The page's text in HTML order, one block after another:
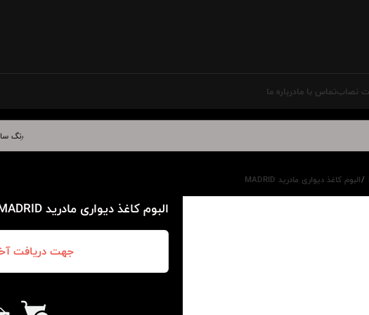
نصاب‌تماس با مادرباره ما
رنگ سال ۲۰۲۷ در دکوراسیون داخلی | بهترین کاغذ دیواری برای آبی درخشان
البوم کاغذ دیواری مادرید MADRID
البوم کاغذ دیواری مادرید MADRID
جهت دریافت